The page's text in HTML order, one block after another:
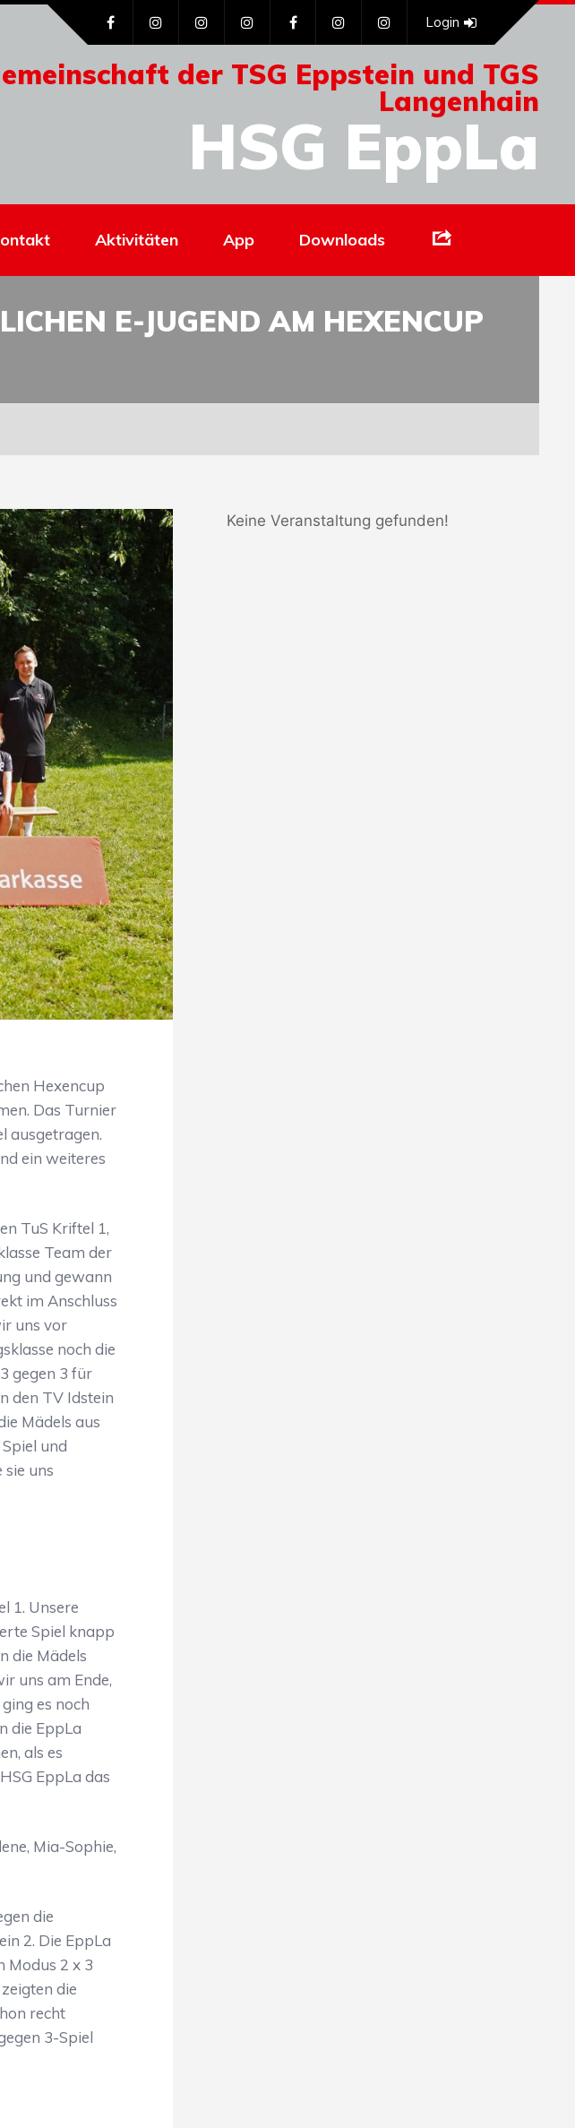
der TSG Eppstein und TGS
Langenhain
HSG EppLa
Login
Aktivitäten App Downloads
E-JUGEND AM HEXENCUP
Hexencup
Das Turnier
ausgetragen.
ein weiteres
TuS Kriftel 1,
Team der
und gewann
im Anschluss
uns vor
noch die
gegen 3 für
den TV Idstein
Mädels aus
und
uns
1. Unsere
Spiel knapp
die Mädels
uns am Ende,
es noch
die EppLa
als es
EppLa das
Mia-Sophie,
die
2. Die EppLa
Modus 2 x 3
die
recht
3-Spiel
Keine Veranstaltung gefunden!